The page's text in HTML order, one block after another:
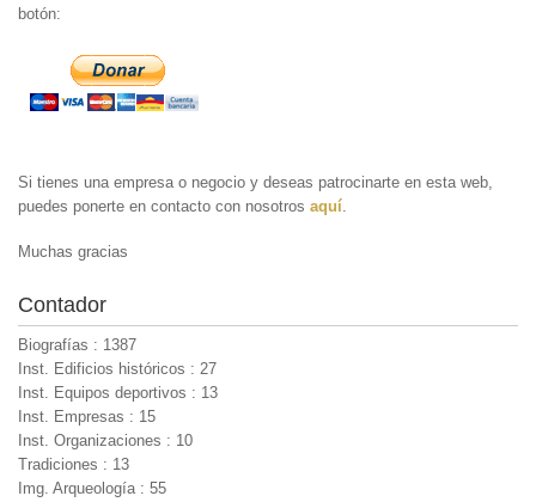
botón:
Si tienes una empresa o negocio y deseas patrocinarte en esta web,
puedes ponerte en contacto con nosotros aquí
Muchas gracias
Contador
Biografías : 1387
Inst. Edificios históricos : 27
Inst. Equipos deportivos : 13
Inst. Empresas : 15
Inst. Organizaciones : 10
Tradiciones : 13
Img. Arqueología : 55